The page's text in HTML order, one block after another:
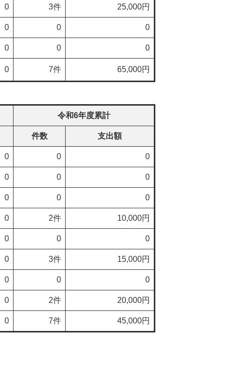
0 3件 25,000円
0 0 0
0 0 0
0 7件 65,000円
令和6年度累計
件数 支出額
0 0 0
0 0 0
0 0 0
0 2件 10,000円
0 0 0
0 3件 15,000円
0 0 0
0 2件 20,000円
0 7件 45,000円